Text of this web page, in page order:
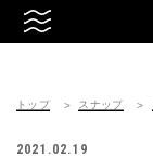
トップ スナップ
2021.02.19